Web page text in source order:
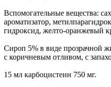
Вспомогательные вещества:
ароматизатор,
гидроксид, желто-оранжевый
Сироп 5% в виде прозрачной
с коричневым отливом, с
15 мл карбоцистеин 750 мг.